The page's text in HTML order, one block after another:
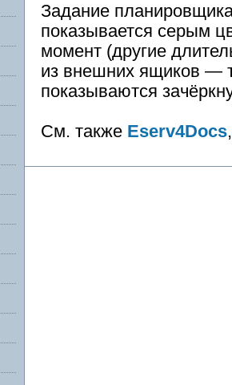
Задание
показывается серым
момент (другие
из внешних ящиков —
показываются
См. также Eserv4Docs